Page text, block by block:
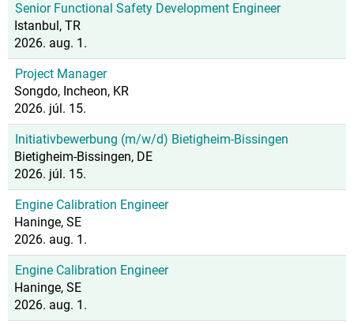
Senior Functional Safety Development Engineer
Istanbul, TR
2026. aug. 1.
Project Manager
Songdo, Incheon, KR
2026. júl. 15.
Initiativbewerbung (m/w/d) Bietigheim-Bissingen
Bietigheim-Bissingen, DE
2026. júl. 15.
Engine Calibration Engineer
Haninge, SE
2026. aug. 1.
Engine Calibration Engineer
Haninge, SE
2026. aug. 1.